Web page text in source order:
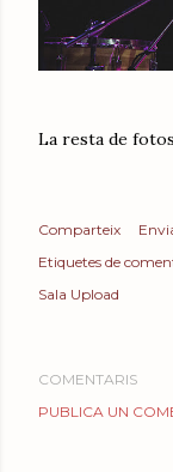
La resta de
Comparteix
Etiquetes de
Sala Upload
COMENTARIS
PUBLICA UN